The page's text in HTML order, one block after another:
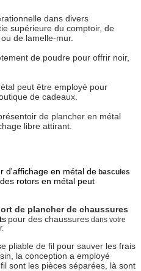
dans divers
supérieure du comptoir, de
de lamelle-mur.
de poudre pour offrir noir,
peut être employé pour
de cadeaux.
de plancher en métal
libre attirant.
d'affichage en métal de bascules
des rotors en métal peut
de plancher de chaussures
pour des chaussures dans votre
pliable de fil pour sauver les frais
la conception a employé
sont les pièces séparées, là sont